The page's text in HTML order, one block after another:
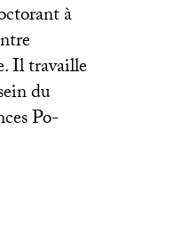
à
Il travaille
du
Po-